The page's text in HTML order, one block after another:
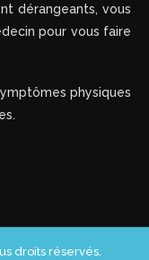
dérangeants, vous
pour vous faire
physiques
droits réservés.